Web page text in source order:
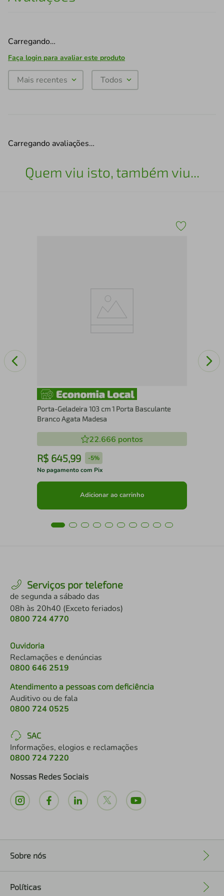
Carregando…
Faça login para avaliar este produto
Mais recentes Todos
Carregando avaliações…
Quem viu isto, também viu...
Porta-Geladeira 103 cm 1 Porta Basculante
Branco Agata Madesa
22.666 pontos
R$ 645,99 -5%
No pagamento com Pix
Adicionar ao carrinho
Serviços por telefone
de segunda a sábado das
08h às 20h40 (Exceto feriados)
0800 724 4770
Ouvidoria
Reclamações e denúncias
0800 646 2519
Atendimento a pessoas com deficiência
Auditivo ou de fala
0800 724 0525
SAC
Informações, elogios e reclamações
0800 724 7220
Nossas Redes Sociais
Sobre nós
Políticas